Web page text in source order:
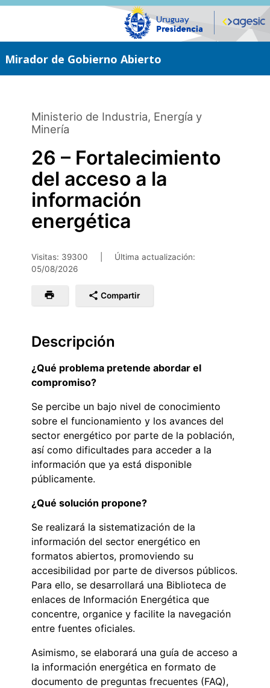
Saltar
Mirador de Gobierno Abierto
Ministerio de Industria, Energía y
Minería
26 – Fortalecimiento
del acceso a la
información
energética
Visitas: 39300
Última actualización:
05/08/2026
Compartir
Descripción
¿Qué problema pretende abordar el
compromiso?
Se percibe un bajo nivel de conocimiento
sobre el funcionamiento y los avances del
sector energético por parte de la población,
así como dificultades para acceder a la
información que ya está disponible
públicamente.
¿Qué solución propone?
Se realizará la sistematización de la
información del sector energético en
formatos abiertos, promoviendo su
accesibilidad por parte de diversos públicos.
Para ello, se desarrollará una Biblioteca de
enlaces de Información Energética que
concentre, organice y facilite la navegación
entre fuentes oficiales.
Asimismo, se elaborará una guía de acceso a
la información energética en formato de
documento de preguntas frecuentes (FAQ),